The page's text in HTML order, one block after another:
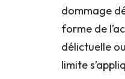
dommage
forme de
délictuelle
limite